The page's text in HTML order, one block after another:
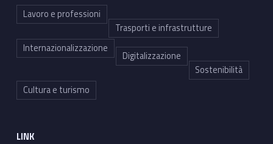
Lavoro e professioni
Trasporti e infrastrutture
Internazionalizzazione
Digitalizzazione
Sostenibilità
Cultura e turismo
LINK